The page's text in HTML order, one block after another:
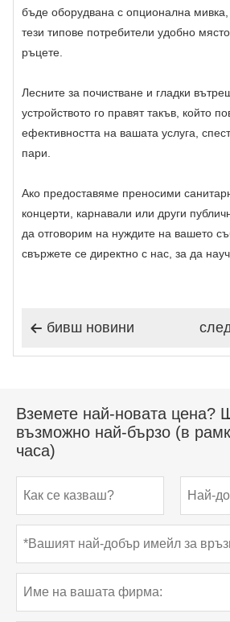
бъде оборудвана с опционална
тези типове потребители удобно
ръцете.
Лесните за почистване и гладки
устройството го правят такъв, който
ефективността на вашата услуга,
пари.
Ако предоставяме преносими
концерти, карнавали или други
да отговорим на нуждите на вашето
свържете се директно с нас, за да
 бивш новини
Вземете най-новата цена?
възможно най-бързо (в
часа)